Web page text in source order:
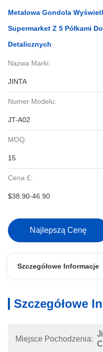
Metalowa Gondola
Supermarket Z 5 Półkami
Detalicznych
Nazwa Marki:
JINTA
Numer Modelu:
JT-A02
MOQ:
15
Cena £:
$38.90-46.90
Najlepszą Cenę
Szczegółowe Informacje
Szczegółowe
Miejsce Pochodzenia: